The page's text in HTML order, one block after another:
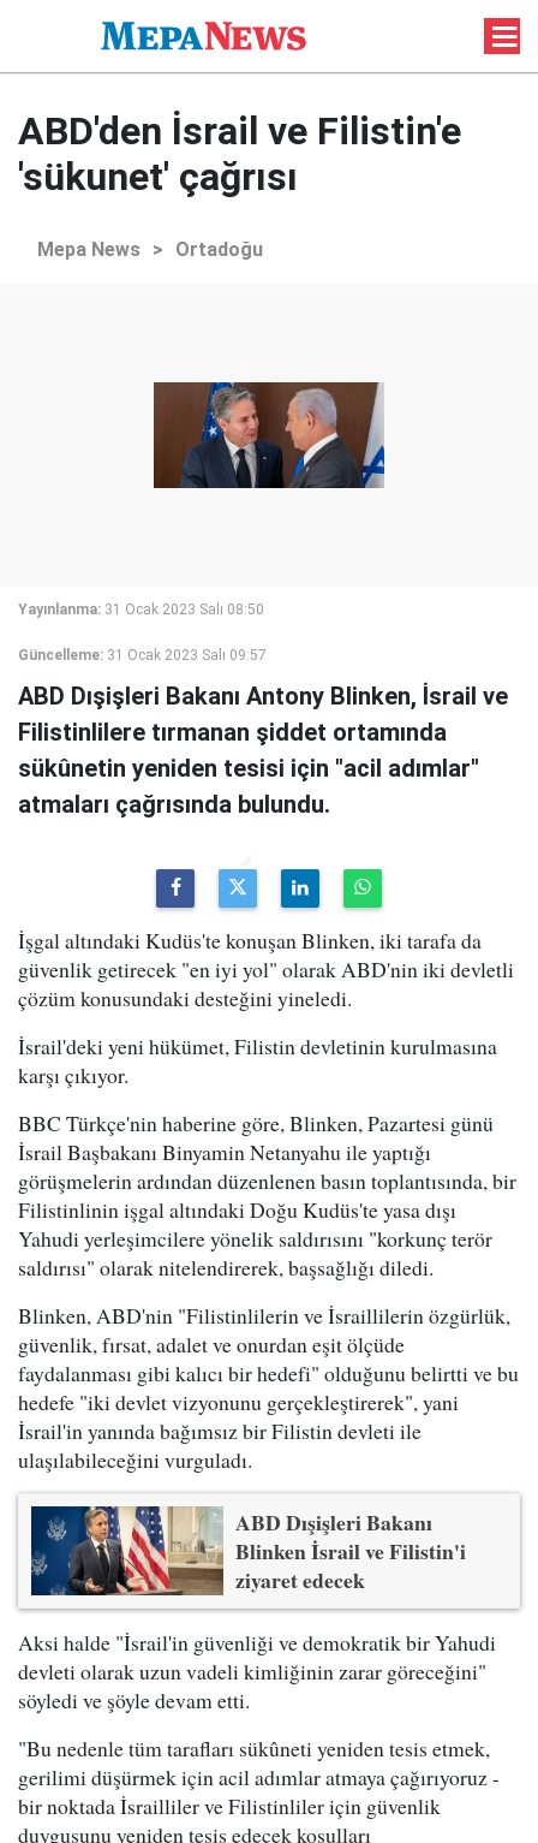
ABD'den İsrail ve Filistin'e
'sükunet' çağrısı
Mepa News > Ortadoğu
Yayınlanma: 31 Ocak 2023 Salı 08:50
Güncelleme: 31 Ocak 2023 Salı 09:57
ABD Dışişleri Bakanı Antony Blinken, İsrail ve
Filistinlilere tırmanan şiddet ortamında
sükûnetin yeniden tesisi için "acil adımlar"
atmaları çağrısında bulundu.
İşgal altındaki Kudüs'te konuşan Blinken, iki tarafa da
güvenlik getirecek "en iyi yol" olarak ABD'nin iki devletli
çözüm konusundaki desteğini yineledi.
İsrail'deki yeni hükümet, Filistin devletinin kurulmasına
karşı çıkıyor.
BBC Türkçe'nin haberine göre, Blinken, Pazartesi günü
İsrail Başbakanı Binyamin Netanyahu ile yaptığı
görüşmelerin ardından düzenlenen basın toplantısında, bir
Filistinlinin işgal altındaki Doğu Kudüs'te yasa dışı
Yahudi yerleşimcilere yönelik saldırısını "korkunç terör
saldırısı" olarak nitelendirerek, başsağlığı diledi.
Blinken, ABD'nin "Filistinlilerin ve İsraillilerin özgürlük,
güvenlik, fırsat, adalet ve onurdan eşit ölçüde
faydalanması gibi kalıcı bir hedefi" olduğunu belirtti ve bu
hedefe "iki devlet vizyonunu gerçekleştirerek", yani
İsrail'in yanında bağımsız bir Filistin devleti ile
ulaşılabileceğini vurguladı.
ABD Dışişleri Bakanı
Blinken İsrail ve Filistin'i
ziyaret edecek
Aksi halde "İsrail'in güvenliği ve demokratik bir Yahudi
devleti olarak uzun vadeli kimliğinin zarar göreceğini"
söyledi ve şöyle devam etti.
"Bu nedenle tüm tarafları sükûneti yeniden tesis etmek,
gerilimi düşürmek için acil adımlar atmaya çağırıyoruz -
bir noktada İsrailliler ve Filistinliler için güvenlik
duygusunu yeniden tesis edecek koşulları